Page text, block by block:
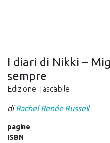
I diari di Nikki –
sempre
Edizione Tascabile
diRachel Renée Russell
pagine
ISBN